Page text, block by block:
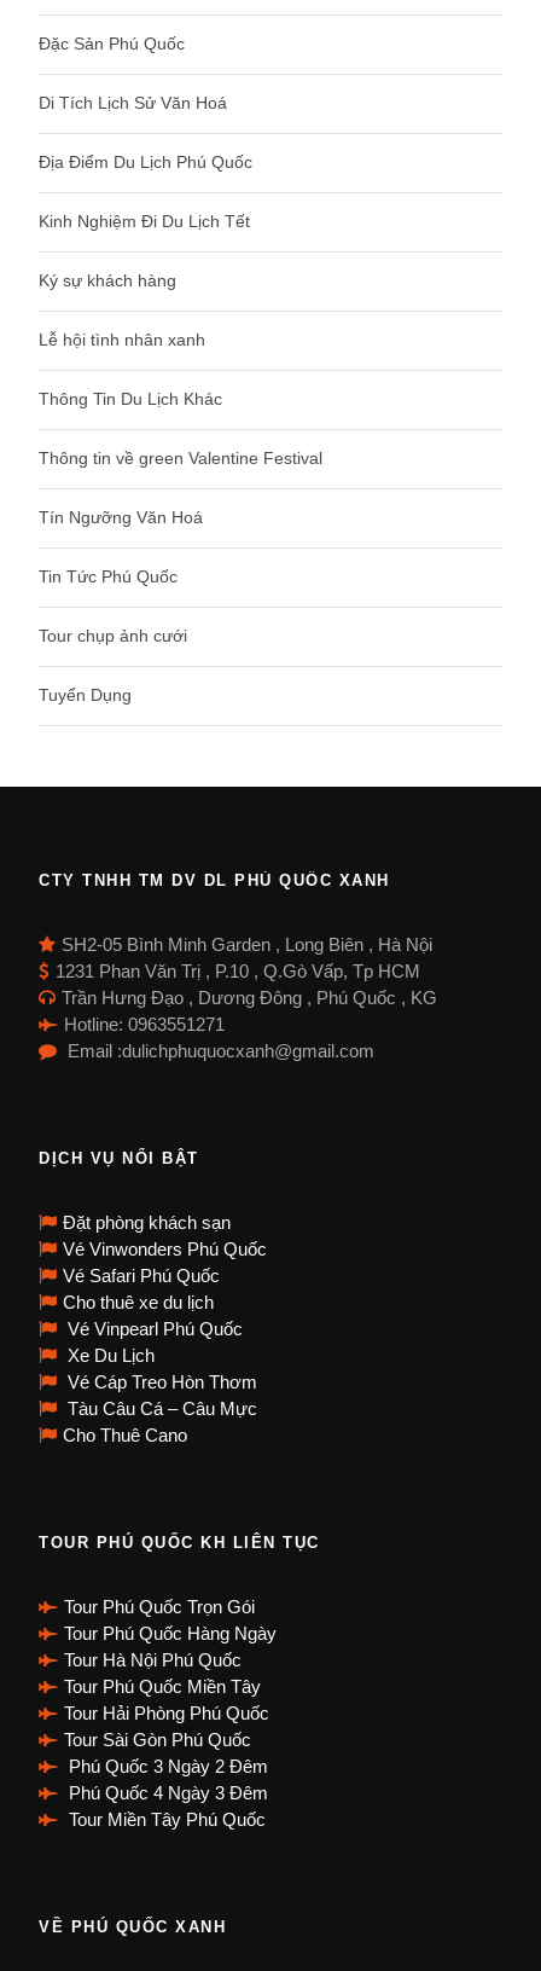
Đặc Sản Phú Quốc
Di Tích Lịch Sử Văn Hoá
Địa Điểm Du Lịch Phú Quốc
Kinh Nghiệm Đi Du Lịch Tết
Ký sự khách hàng
Lễ hội tình nhân xanh
Thông Tin Du Lịch Khác
Thông tin về green Valentine Festival
Tín Ngưỡng Văn Hoá
Tin Tức Phú Quốc
Tour chụp ảnh cưới
Tuyển Dụng
CTY TNHH TM DV DL PHÚ QUỐC XANH
SH2-05 Bình Minh Garden , Long Biên , Hà Nội
1231 Phan Văn Trị , P.10 , Q.Gò Vấp, Tp HCM
Trần Hưng Đạo , Dương Đông , Phú Quốc , KG
Hotline: 0963551271
Email :dulichphuquocxanh@gmail.com
DỊCH VỤ NỔI BẬT
Đặt phòng khách sạn
Vé Vinwonders Phú Quốc
Vé Safari Phú Quốc
Cho thuê xe du lịch
Vé Vinpearl Phú Quốc
Xe Du Lịch
Vé Cáp Treo Hòn Thơm
Tàu Câu Cá – Câu Mực
Cho Thuê Cano
TOUR PHÚ QUỐC KH LIÊN TỤC
Tour Phú Quốc Trọn Gói
Tour Phú Quốc Hàng Ngày
Tour Hà Nội Phú Quốc
Tour Phú Quốc Miền Tây
Tour Hải Phòng Phú Quốc
Tour Sài Gòn Phú Quốc
Phú Quốc 3 Ngày 2 Đêm
Phú Quốc 4 Ngày 3 Đêm
Tour Miền Tây Phú Quốc
VỀ PHÚ QUỐC XANH